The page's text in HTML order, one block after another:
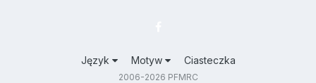
Język Motyw Ciasteczka
2006-2026 PFMRC